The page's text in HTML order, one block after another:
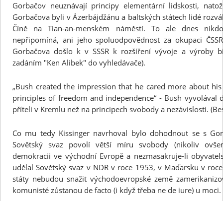
Gorbačov neuznávají principy elementární lidskosti,
Gorbačova byli v Ázerbájdžánu a baltských státech lidé
Číně na Tian-an-menském náměstí. To ale dnes
nepřipomíná, ani jeho spoluodpovědnost za okupaci
Gorbačova došlo k v SSSR k rozšíření vývoje a výroby
zadáním "Ken Alibek" do vyhledávače).
„Bush created the impression that he cared more about
principles of freedom and independence“ - Bush vyvolával
příteli v Kremlu než na principech svobody a nezávislosti.
Co mu tedy Kissinger navrhoval bylo dohodnout se s
Sovětský svaz povolí větší míru svobody (nikoliv
demokracii ve východní Evropě a nezmasakruje-li
udělal Sovětský svaz v NDR v roce 1953, v Maďarsku v
státy nebudou snažit východoevropské země
komunisté zůstanou de facto (i když třeba ne de iure) u moci.